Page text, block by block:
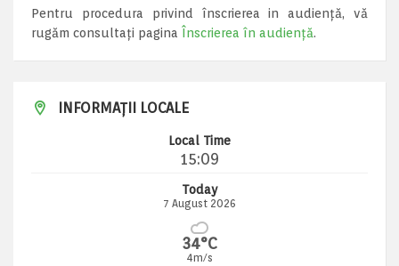
Pentru procedura privind înscrierea in audiență, vă
rugăm consultați pagina Înscrierea în audiență.
INFORMAȚII LOCALE
Local Time
15:09
Today
7 August 2026
34°C
4m/s